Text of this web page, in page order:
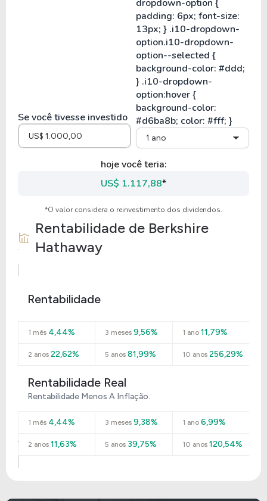
Se você tivesse investido
1 ano
hoje você teria:
US$ 1.117,88*
*O valor considera o reinvestimento dos dividendos.
Rentabilidade de Berkshire
Hathaway
Rentabilidade
1 mês 4,44% 3 meses 9,56% 1 ano11,79%
2 anos 22,62% 5 anos 81,99% 10 anos256,29%
Rentabilidade Real
Rentabilidade Menos A Inflação.
1 mês 4,44% 3 meses 9,38% 1 ano6,99%
2 anos 11,63% 5 anos 39,75% 10 anos120,54%